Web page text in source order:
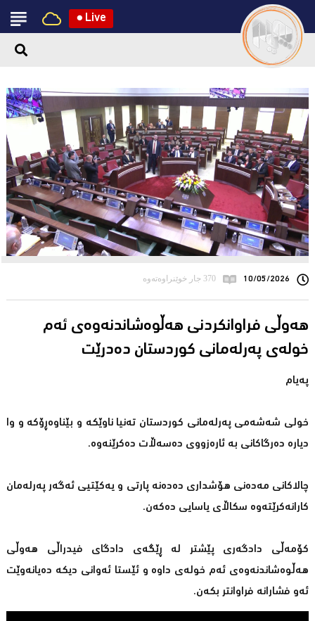
● Live
10/05/2026 370 جار خوێنراوەتەوە
هەوڵی فراوانكردنی هەڵوەشاندنەوەی ئەم
خولەی پەرلەمانی كوردستان دەدرێت
پەیام
خولی شەشەمی پەرلەمانی كوردستان تەنیا ناوێكە و بێناوەڕۆكە و وا
دیارە دەرگاكانی بە ئارەزووی دەسەڵات دەكرێنەوە.
چالاكانی مەدەنی هۆشداری دەدەنە پارتی و یەكێتیی ئەگەر پەرلەمان
كارانەكرێتەوە سكاڵای یاسایی دەكەن.
كۆمەڵی دادگەری پێشتر لە ڕێگەی دادگای فیدراڵی هەوڵی
هەڵوەشاندنەوەی ئەم خولەی داوە و ئێستا ئەوانی دیكە دەیانەوێت
ئەو فشارانە فراوانتر بكەن.